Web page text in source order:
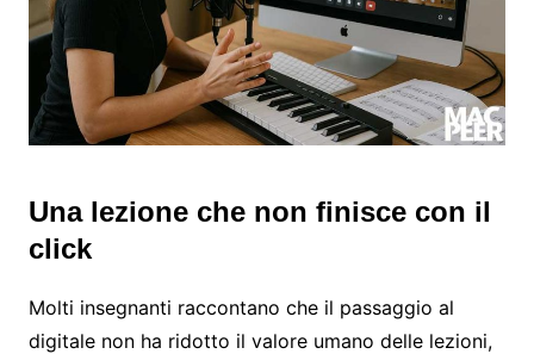
Una lezione che non finisce con il
click
Molti insegnanti raccontano che il passaggio al
digitale non ha ridotto il valore umano delle lezioni,